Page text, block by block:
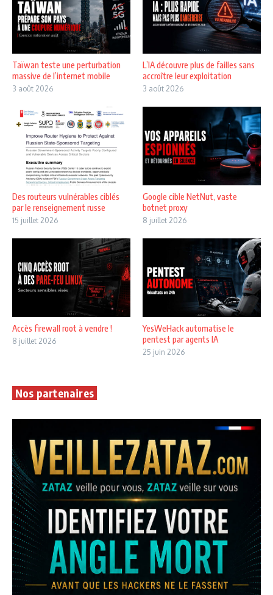
Taïwan teste une perturbation
massive de l’internet mobile
3 août 2026
L’IA découvre plus de failles sans
accroître leur exploitation
3 août 2026
Des routeurs vulnérables ciblés
par le renseignement russe
15 juillet 2026
Google cible NetNut, vaste
botnet proxy
8 juillet 2026
Accès firewall root à vendre !
8 juillet 2026
YesWeHack automatise le
pentest par agents IA
25 juin 2026
Nos partenaires